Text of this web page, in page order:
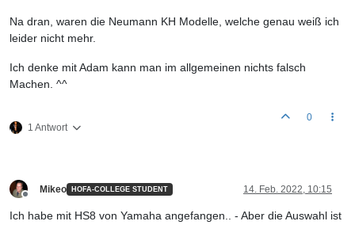
Na dran, waren die Neumann KH Modelle, welche genau weiß ich
leider nicht mehr.
Ich denke mit Adam kann man im allgemeinen nichts falsch
Machen. ^^
1 Antwort
0
Mikeo HOFA-COLLEGE STUDENT 14. Feb. 2022, 10:15
Ich habe mit HS8 von Yamaha angefangen.. - Aber die Auswahl ist